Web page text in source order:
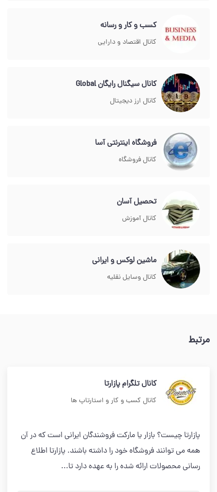
کسب و کار و رسانه
کانال اقتصاد و دارایی
کانال سیگنال رایگان Global
کانال ارز دیجیتال
فروشگاه اینترنتی آسا
کانال فروشگاه
تحصیل آسان
کانال آموزش
ماشین لوکس و ایرانی
کانال وسایل نقلیه
مرتبط
کانال تلگرام پازارتا
کانال کسب و کار و استارتاپ ها
پازارتا چیست؟ بازار یا مارکت فروشندگان ایرانی است که در آن
همه می توانند فروشگاه خود را داشته باشند. پازارتا اطلاع
رسانی محصولات ارائه شده را به عهده دارد تا...